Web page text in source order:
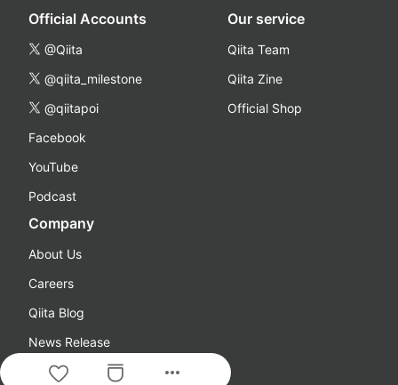
more_horiz
Official Accounts
@Qiita
@qiita_milestone
@qiitapoi
Facebook
YouTube
Podcast
Our service
Qiita Team
Qiita Zine
Official Shop
Company
About Us
Careers
Qiita Blog
News Release